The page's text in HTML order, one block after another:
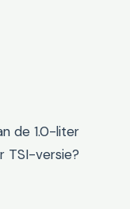
de 1.0-liter
TSI-versie?